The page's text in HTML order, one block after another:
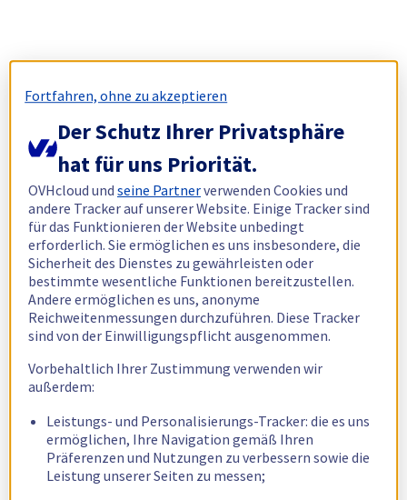
Fortfahren, ohne zu akzeptieren
Der Schutz Ihrer Privatsphäre
hat für uns Priorität.
OVHcloud undseine Partnerverwenden Cookies und
andere Tracker auf unserer Website. Einige Tracker sind
für das Funktionieren der Website unbedingt
erforderlich. Sie ermöglichen es uns insbesondere, die
Sicherheit des Dienstes zu gewährleisten oder
bestimmte wesentliche Funktionen bereitzustellen.
Andere ermöglichen es uns, anonyme
Reichweitenmessungen durchzuführen. Diese Tracker
sind von der Einwilligungspflicht ausgenommen.
Vorbehaltlich Ihrer Zustimmung verwenden wir
außerdem:
Leistungs- und Personalisierungs-Tracker: die es uns
ermöglichen, Ihre Navigation gemäß Ihren
Präferenzen und Nutzungen zu verbessern sowie die
Leistung unserer Seiten zu messen;